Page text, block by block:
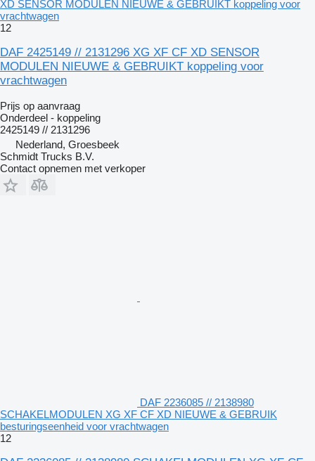
XD SENSOR MODULEN NIEUWE & GEBRUIKT koppeling voor
vrachtwagen
12
DAF 2425149 // 2131296 XG XF CF XD SENSOR
MODULEN NIEUWE & GEBRUIKT koppeling voor
vrachtwagen
Prijs op aanvraag
Onderdeel - koppeling
2425149 // 2131296
Nederland, Groesbeek
Schmidt Trucks B.V.
Contact opnemen met verkoper
DAF 2236085 // 2138980
SCHAKELMODULEN XG XF CF XD NIEUWE & GEBRUIK
besturingseenheid voor vrachtwagen
12